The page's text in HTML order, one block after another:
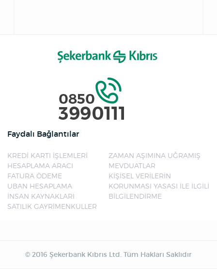
Faydalı Bağlantılar
KREDİ KARTI İŞLEMLERİ
HESAPLAMA ARACI
FATURA ÖDEME
UBAN HESAPLAMA
İNSAN KAYNAKLARI
SATILIK GAYRİMENKULLER
ZAMAN AŞIMINA UĞRAMIŞ
MEVDUATLAR
KİŞİSEL VERİLERİN
KORUNMASI YASASI İLE İLGİLİ
BİLGİLENDİRME
© 2016 Şekerbank Kıbrıs Ltd. Tüm Hakları Saklıdır